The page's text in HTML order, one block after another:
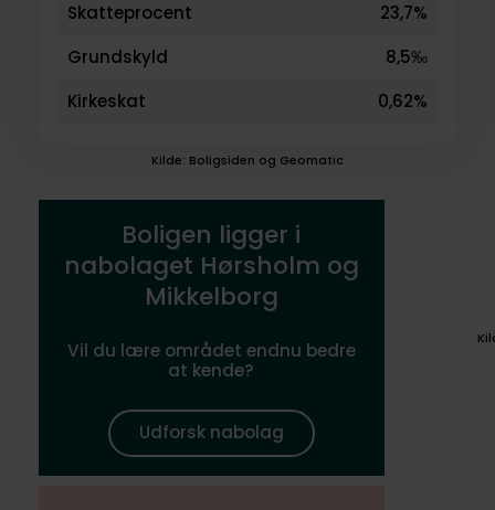
Skatteprocent
23,7%
Grundskyld
8,5‰
Kirkeskat
0,62%
Kilde: Boligsiden og Geomatic
Boligen ligger i
nabolaget Hørsholm og
Mikkelborg
Vil du lære området endnu bedre
at kende?
Udforsk nabolag